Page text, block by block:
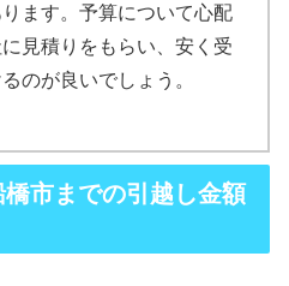
ます。予算について心配
見積りをもらい、安く受
のが良いでしょう。
市までの引越し金額